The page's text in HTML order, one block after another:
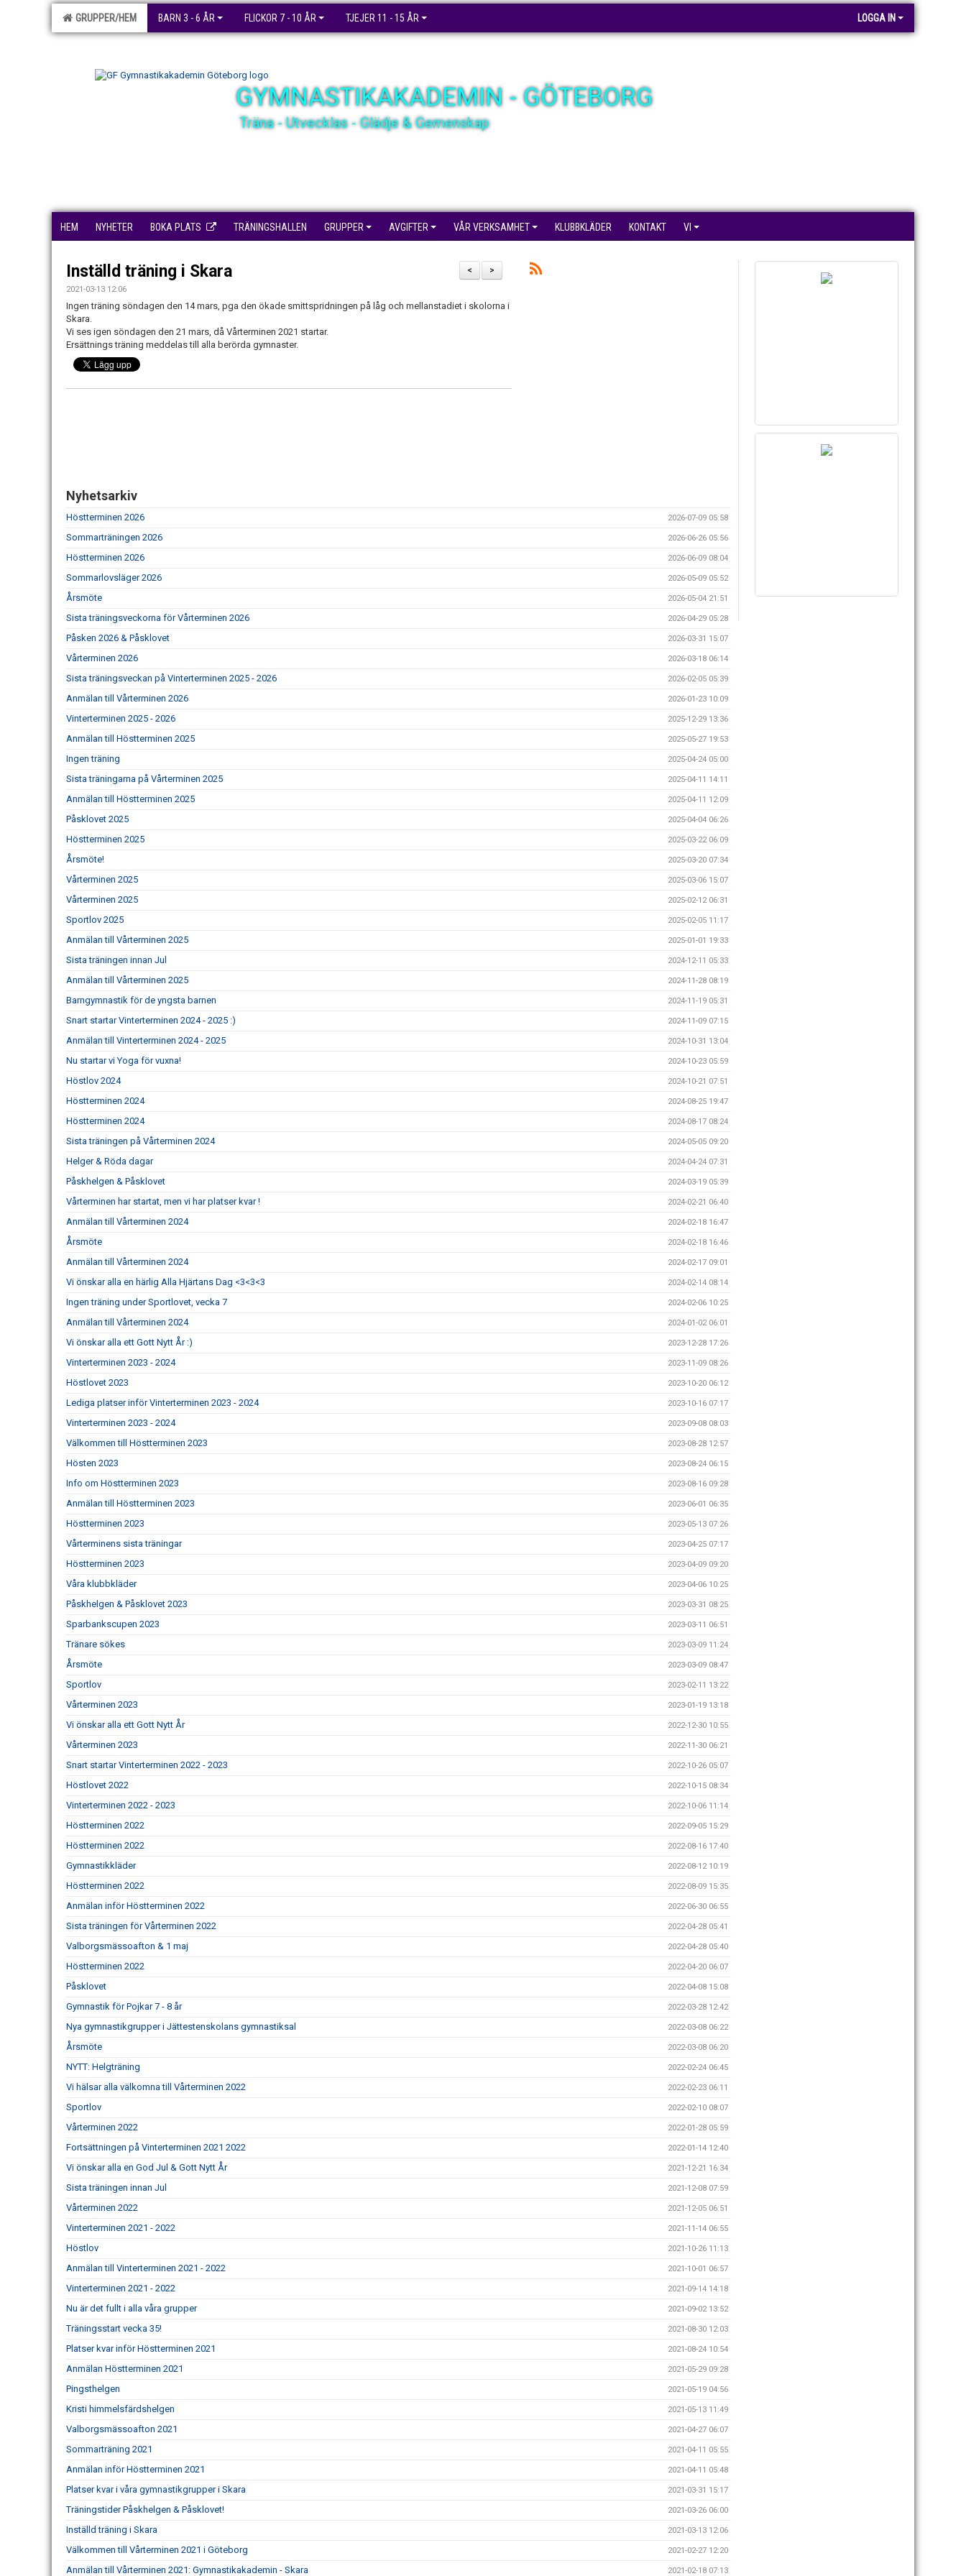
GRUPPER/HEM BARN 3 - 6 ÅR FLICKOR 7 - 10 ÅR TJEJER 11 - 15 ÅR LOGGA IN
GYMNASTIKAKADEMIN - GÖTEBORG
Träna - Utvecklas - Glädje & Gemenskap
HEM NYHETER BOKA PLATS TRÄNINGSHALLEN GRUPPER AVGIFTER VÅR VERKSAMHET KLUBBKLÄDER KONTAKT VI
>
<
Inställd träning i Skara
2021-03-13 12:06
Ingen träning söndagen den 14 mars, pga den ökade smittspridningen på låg och mellanstadiet i skolorna i
Skara.
Vi ses igen söndagen den 21 mars, då Vårterminen 2021 startar.
Ersättnings träning meddelas till alla berörda gymnaster.
Nyhetsarkiv
Höstterminen 2026 2026-07-09 05:58
Sommarträningen 2026 2026-06-26 05:56
Höstterminen 2026 2026-06-09 08:04
Sommarlovsläger 2026 2026-05-09 05:52
Årsmöte 2026-05-04 21:51
Sista träningsveckorna för Vårterminen 2026 2026-04-29 05:28
Påsken 2026 & Påsklovet 2026-03-31 15:07
Vårterminen 2026 2026-03-18 06:14
Sista träningsveckan på Vinterterminen 2025 - 2026 2026-02-05 05:39
Anmälan till Vårterminen 2026 2026-01-23 10:09
Vinterterminen 2025 - 2026 2025-12-29 13:36
Anmälan till Höstterminen 2025 2025-05-27 19:53
Ingen träning 2025-04-24 05:00
Sista träningarna på Vårterminen 2025 2025-04-11 14:11
Anmälan till Höstterminen 2025 2025-04-11 12:09
Påsklovet 2025 2025-04-04 06:26
Höstterminen 2025 2025-03-22 06:09
Årsmöte! 2025-03-20 07:34
Vårterminen 2025 2025-03-06 15:07
Vårterminen 2025 2025-02-12 06:31
Sportlov 2025 2025-02-05 11:17
Anmälan till Vårterminen 2025 2025-01-01 19:33
Sista träningen innan Jul 2024-12-11 05:33
Anmälan till Vårterminen 2025 2024-11-28 08:19
Barngymnastik för de yngsta barnen 2024-11-19 05:31
Snart startar Vinterterminen 2024 - 2025 :) 2024-11-09 07:15
Anmälan till Vinterterminen 2024 - 2025 2024-10-31 13:04
Nu startar vi Yoga för vuxna! 2024-10-23 05:59
Höstlov 2024 2024-10-21 07:51
Höstterminen 2024 2024-08-25 19:47
Höstterminen 2024 2024-08-17 08:24
Sista träningen på Vårterminen 2024 2024-05-05 09:20
Helger & Röda dagar 2024-04-24 07:31
Påskhelgen & Påsklovet 2024-03-19 05:39
Vårterminen har startat, men vi har platser kvar ! 2024-02-21 06:40
Anmälan till Vårterminen 2024 2024-02-18 16:47
Årsmöte 2024-02-18 16:46
Anmälan till Vårterminen 2024 2024-02-17 09:01
Vi önskar alla en härlig Alla Hjärtans Dag <3<3<3 2024-02-14 08:14
Ingen träning under Sportlovet, vecka 7 2024-02-06 10:25
Anmälan till Vårterminen 2024 2024-01-02 06:01
Vi önskar alla ett Gott Nytt År :) 2023-12-28 17:26
Vinterterminen 2023 - 2024 2023-11-09 08:26
Höstlovet 2023 2023-10-20 06:12
Lediga platser inför Vinterterminen 2023 - 2024 2023-10-16 07:17
Vinterterminen 2023 - 2024 2023-09-08 08:03
Välkommen till Höstterminen 2023 2023-08-28 12:57
Hösten 2023 2023-08-24 06:15
Info om Höstterminen 2023 2023-08-16 09:28
Anmälan till Höstterminen 2023 2023-06-01 06:35
Höstterminen 2023 2023-05-13 07:26
Vårterminens sista träningar 2023-04-25 07:17
Höstterminen 2023 2023-04-09 09:20
Våra klubbkläder 2023-04-06 10:25
Påskhelgen & Påsklovet 2023 2023-03-31 08:25
Sparbankscupen 2023 2023-03-11 06:51
Tränare sökes 2023-03-09 11:24
Årsmöte 2023-03-09 08:47
Sportlov 2023-02-11 13:22
Vårterminen 2023 2023-01-19 13:18
Vi önskar alla ett Gott Nytt År 2022-12-30 10:55
Vårterminen 2023 2022-11-30 06:21
Snart startar Vinterterminen 2022 - 2023 2022-10-26 05:07
Höstlovet 2022 2022-10-15 08:34
Vinterterminen 2022 - 2023 2022-10-06 11:14
Höstterminen 2022 2022-09-05 15:29
Höstterminen 2022 2022-08-16 17:40
Gymnastikkläder 2022-08-12 10:19
Höstterminen 2022 2022-08-09 15:35
Anmälan inför Höstterminen 2022 2022-06-30 06:55
Sista träningen för Vårterminen 2022 2022-04-28 05:41
Valborgsmässoafton & 1 maj 2022-04-28 05:40
Höstterminen 2022 2022-04-20 06:07
Påsklovet 2022-04-08 15:08
Gymnastik för Pojkar 7 - 8 år 2022-03-28 12:42
Nya gymnastikgrupper i Jättestenskolans gymnastiksal 2022-03-08 06:22
Årsmöte 2022-03-08 06:20
NYTT: Helgträning 2022-02-24 06:45
Vi hälsar alla välkomna till Vårterminen 2022 2022-02-23 06:11
Sportlov 2022-02-10 08:07
Vårterminen 2022 2022-01-28 05:59
Fortsättningen på Vinterterminen 2021 2022 2022-01-14 12:40
Vi önskar alla en God Jul & Gott Nytt År 2021-12-21 16:34
Sista träningen innan Jul 2021-12-08 07:59
Vårterminen 2022 2021-12-05 06:51
Vinterterminen 2021 - 2022 2021-11-14 06:55
Höstlov 2021-10-26 11:13
Anmälan till Vinterterminen 2021 - 2022 2021-10-01 06:57
Vinterterminen 2021 - 2022 2021-09-14 14:18
Nu är det fullt i alla våra grupper 2021-09-02 13:52
Träningsstart vecka 35! 2021-08-30 12:03
Platser kvar inför Höstterminen 2021 2021-08-24 10:54
Anmälan Höstterminen 2021 2021-05-29 09:28
Pingsthelgen 2021-05-19 04:56
Kristi himmelsfärdshelgen 2021-05-13 11:49
Valborgsmässoafton 2021 2021-04-27 06:07
Sommarträning 2021 2021-04-11 05:55
Anmälan inför Höstterminen 2021 2021-04-11 05:48
Platser kvar i våra gymnastikgrupper i Skara 2021-03-31 15:17
Träningstider Påskhelgen & Påsklovet! 2021-03-26 06:00
Inställd träning i Skara 2021-03-13 12:06
Välkommen till Vårterminen 2021 i Göteborg 2021-02-27 12:20
Anmälan till Vårterminen 2021: Gymnastikakademin - Skara 2021-02-18 07:13